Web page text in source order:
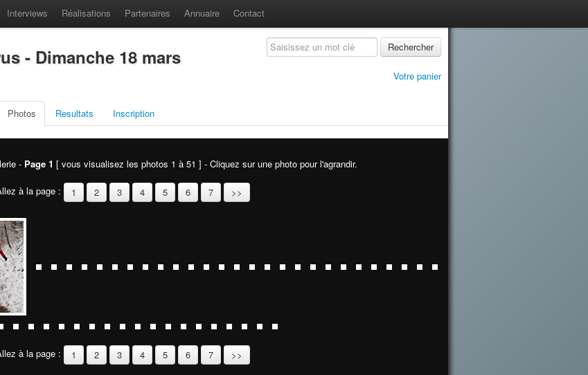
Interviews Réalisations Partenaires Annuaire Contact
- Dimanche 18 mars
Rechercher
Votre panier
Photos Resultats Inscription
- Page 1 [ vous visualisez les photos 1 à 51 ] - Cliquez sur une photo pour l'agrandir.
à la page : 1 2 3 4 5 6 7 >>
à la page : 1 2 3 4 5 6 7 >>